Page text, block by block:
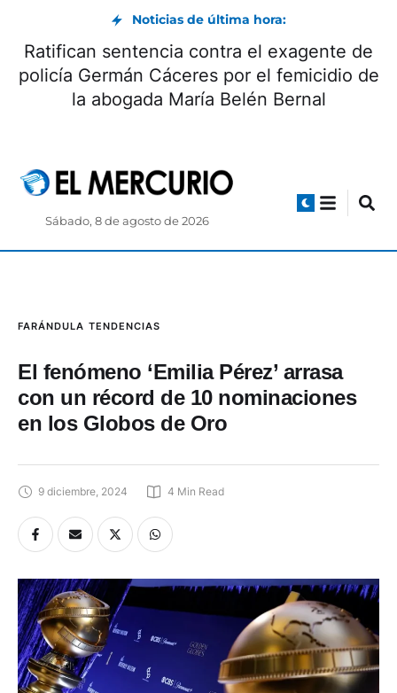
Noticias de última hora:
Día Internacional de la Cerveza: beneficios y
origen
Sábado, 8 de agosto de 2026
con un récord de 10 nominaciones
en los Globos de Oro
9 diciembre, 2024 4 Min Read